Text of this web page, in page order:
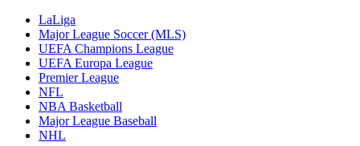
LaLiga
Major League Soccer (MLS)
UEFA Champions League
UEFA Europa League
Premier League
NFL
NBA Basketball
Major League Baseball
NHL